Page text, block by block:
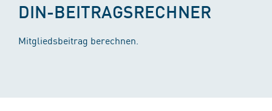
DIN-BEITRAGSRECHNER
Mitgliedsbeitrag berechnen.